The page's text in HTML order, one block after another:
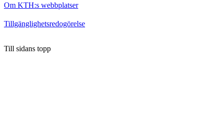
Om KTH:s webbplatser
Tillgänglighetsredogörelse
Till sidans topp